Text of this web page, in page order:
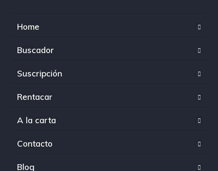
Home
Buscador
Suscripción
Rentacar
A la carta
Contacto
Blog